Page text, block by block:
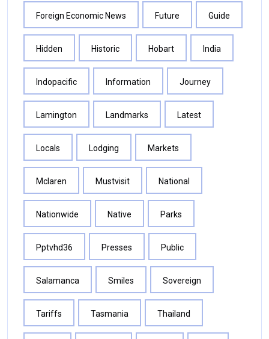
Foreign Economic News Future Guide
Hidden Historic Hobart India
Indopacific Information Journey
Lamington Landmarks Latest
Locals Lodging Markets
Mclaren Mustvisit National
Nationwide Native Parks
Pptvhd36 Presses Public
Salamanca Smiles Sovereign
Tariffs Tasmania Thailand